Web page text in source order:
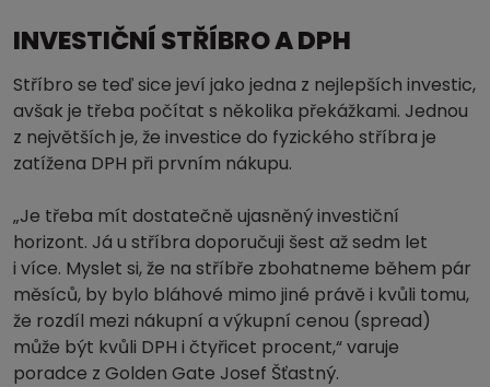
INVESTIČNÍ STŘÍBRO A DPH
Stříbro se teď sice jeví jako jedna z nejlepších investic,
avšak je třeba počítat s několika překážkami. Jednou
z největších je, že investice do fyzického stříbra je
zatížena DPH při prvním nákupu.
„Je třeba mít dostatečně ujasněný investiční
horizont. Já u stříbra doporučuji šest až sedm let
i více. Myslet si, že na stříbře zbohatneme během pár
měsíců, by bylo bláhové mimo jiné právě i kvůli tomu,
že rozdíl mezi nákupní a výkupní cenou (spread)
může být kvůli DPH i čtyřicet procent,“ varuje
poradce z Golden Gate Josef Šťastný.